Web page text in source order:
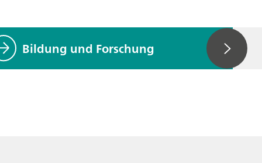
Bildung und Forschung